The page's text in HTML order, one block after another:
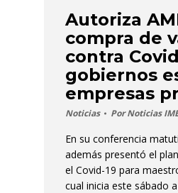
Autoriza
compra de
contra
gobiernos
empresas
Noticias PorNoticias
En su conferencia
además presentó el
el Covid-19 para
cual inicia este sábado